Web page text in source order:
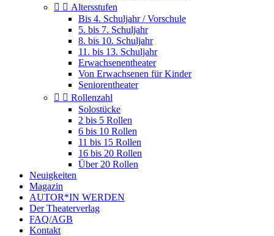
  Altersstufen
Bis 4. Schuljahr / Vorschule
5. bis 7. Schuljahr
8. bis 10. Schuljahr
11. bis 13. Schuljahr
Erwachsenentheater
Von Erwachsenen für Kinder
Seniorentheater
  Rollenzahl
Solostücke
2 bis 5 Rollen
6 bis 10 Rollen
11 bis 15 Rollen
16 bis 20 Rollen
Über 20 Rollen
Neuigkeiten
Magazin
AUTOR*IN WERDEN
Der Theaterverlag
FAQ/AGB
Kontakt